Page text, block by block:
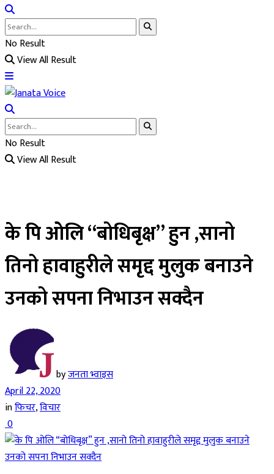
No Result
View All Result
No Result
View All Result
के पि ओलि “बोधिबृक्ष” हुन ,सानो
तिनो हावाहुरीले समृद्द मुलुक बनाउने
उनको सपना निभाउन सक्दैन
byजनता भ्वाइस
April 22, 2020
inफिचर,विचार
0